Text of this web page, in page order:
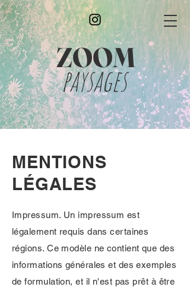
ZOOM
paysages
MENTIONS
LÉGALES
Impressum. Un impressum est
légalement requis dans certaines
régions. Ce modèle ne contient que des
informations générales et des exemples
de formulation, et il n'est pas prêt à être